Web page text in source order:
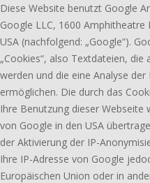
Diese Website benutzt Google
Google LLC, 1600 Amphitheatre
USA (nachfolgend: „Google“).
„Cookies“, also Textdateien,
werden und die eine Analyse
ermöglichen. Die durch das
Ihre Benutzung dieser Webseite
von Google in den USA
der Aktivierung der IP-
Ihre IP-Adresse von Google
Europäischen Union oder in